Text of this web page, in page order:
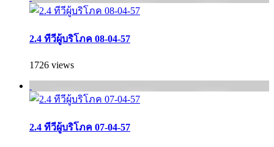
2.4 ทีวีผู้บริโภค 08-04-57
1726 views
2.4 ทีวีผู้บริโภค 07-04-57